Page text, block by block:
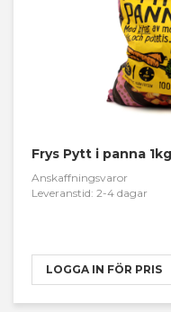
Frys Pytt i panna
Anskaffningsvaror
Leveranstid: 2-4 dagar
LOGGA IN FÖR PRIS